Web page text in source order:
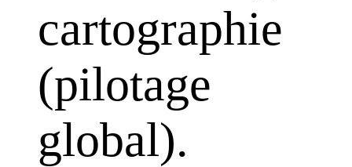
cartographie
(pilotage
global).